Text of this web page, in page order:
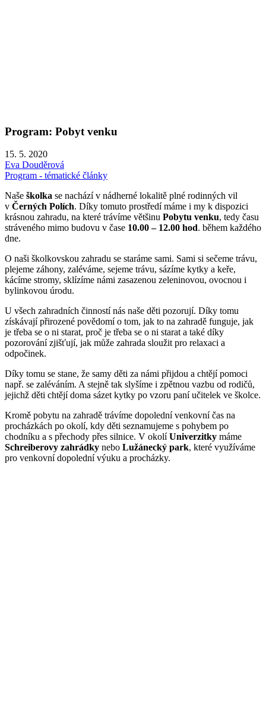
Program: Pobyt venku
15. 5. 2020
Eva Douděrová
Program - tématické články
Naše školka se nachází v nádherné lokalitě plné rodinných vil
v Černých Polích. Díky tomuto prostředí máme i my k dispozici
krásnou zahradu, na které trávíme většinu Pobytu venku, tedy času
stráveného mimo budovu v čase 10.00 – 12.00 hod. během každého
dne.
O naši školkovskou zahradu se staráme sami. Sami si sečeme trávu,
plejeme záhony, zaléváme, sejeme trávu, sázíme kytky a keře,
kácíme stromy, sklízíme námi zasazenou zeleninovou, ovocnou i
bylinkovou úrodu.
U všech zahradních činností nás naše děti pozorují. Díky tomu
získávají přirozené povědomí o tom, jak to na zahradě funguje, jak
je třeba se o ni starat, proč je třeba se o ni starat a také díky
pozorování zjišťují, jak může zahrada sloužit pro relaxaci a
odpočinek.
Díky tomu se stane, že samy děti za námi přijdou a chtějí pomoci
např. se zaléváním. A stejně tak slyšíme i zpětnou vazbu od rodičů,
jejichž děti chtějí doma sázet kytky po vzoru paní učitelek ve školce.
Kromě pobytu na zahradě trávíme dopolední venkovní čas na
procházkách po okolí, kdy děti seznamujeme s pohybem po
chodníku a s přechody přes silnice. V okolíUniverzitky máme
Schreiberovy zahrádky nebo Lužánecký park, které využíváme
pro venkovní dopolední výuku a procházky.